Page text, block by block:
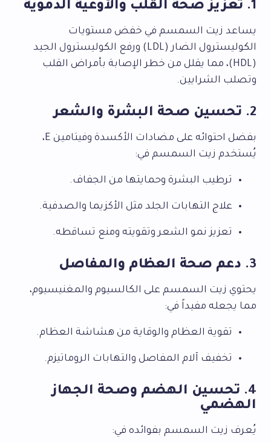
1. تعزيز صحة القلب والأوعية الدموية
يساعد زيت السمسم في خفض مستويات
الكوليسترول الضار (LDL) ورفع الكوليسترول الجيد
(HDL)، مما يقلل من خطر الإصابة بأمراض القلب
وتصلب الشرايين.
2. تحسين صحة البشرة والشعر
بفضل احتوائه على مضادات الأكسدة وفيتامين E،
يُستخدم زيت السمسم في:
ترطيب البشرة وحمايتها من الجفاف.
علاج التهابات الجلد مثل الأكزيما والصدفية.
تعزيز نمو الشعر وتقويته ومنع تساقطه.
3. دعم صحة العظام والمفاصل
يحتوي زيت السمسم على الكالسيوم والمغنيسيوم،
مما يجعله مفيداً في:
تقوية العظام والوقاية من هشاشة العظام.
تخفيف آلام المفاصل والتهابات الروماتيزم.
4.
تحسين الهضم وصحة الجهاز
الهضمي
يُعرف زيت السمسم بفوائده في: